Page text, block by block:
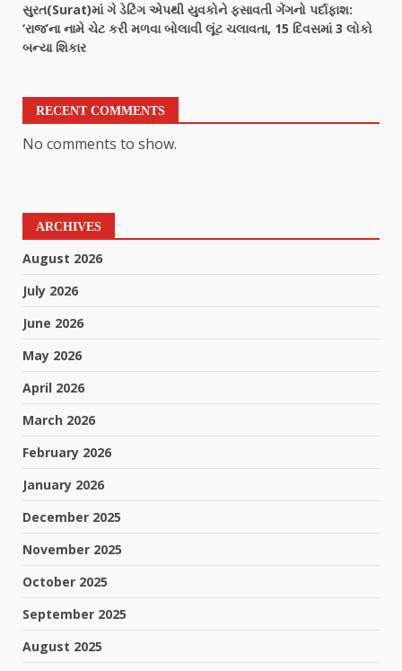
સુરત(Surat)માં ગે ડેટિંગ એપથી યુવકોને ફસાવતી ગેંગનો પર્દાફાશ:
‘રાજ’ના નામે ચેટ કરી મળવા બોલાવી લૂંટ ચલાવતા, 15 દિવસમાં 3 લોકો
બન્યા શિકાર
RECENT COMMENTS
No comments to show.
ARCHIVES
August 2026
July 2026
June 2026
May 2026
April 2026
March 2026
February 2026
January 2026
December 2025
November 2025
October 2025
September 2025
August 2025